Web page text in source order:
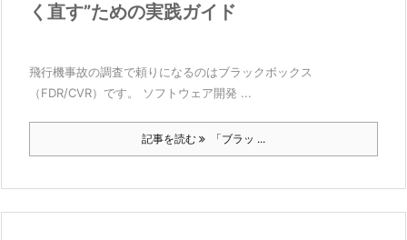
く直す”ための実践ガイド
飛行機事故の調査で頼りになるのはブラックボックス
（FDR/CVR）です。 ソフトウェア開発 ...
記事を読む 「ブラッ ...